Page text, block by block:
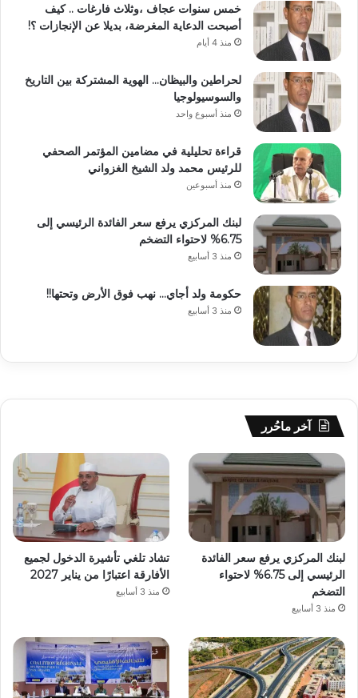
خمس سنوات عجاف ،وثلاث فارغات .. كيف
أصبحت الدعاية المغرضة، بديلا عن الإنجازات ؟!
منذ 4 أيام
لحراطين والبيظان… الهوية المشتركة بين التاريخ
والسوسيولوجيا
منذ أسبوع واحد
قراءة تحليلية في مضامين المؤتمر الصحفي
للرئيس محمد ولد الشيخ الغزواني
منذ أسبوعين
لبنك المركزي يرفع سعر الفائدة الرئيسي إلى
6.75% لاحتواء التضخم
منذ 3 أسابيع
حكومة ولد أجاي… نهب فوق الأرض وتحتها!!
منذ 3 أسابيع
آخر ماحُرر
لبنك المركزي يرفع سعر الفائدة
الرئيسي إلى 6.75% لاحتواء
التضخم
منذ 3 أسابيع
تشاد تلغي تأشيرة الدخول لجميع
الأفارقة اعتبارًا من يناير 2027
منذ 3 أسابيع